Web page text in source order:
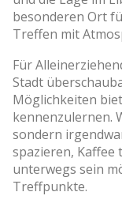
besonderen Ort
Treffen mit
Für
Stadt
Möglichkeiten
kennenzulernen.
sondern
spazieren, Kaffee
unterwegs sein
Treffpunkte.